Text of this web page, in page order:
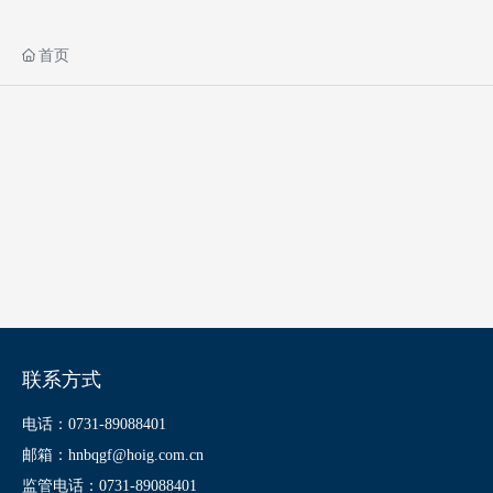
首页
联系方式
电话：0731-89088401
邮箱：hnbqgf@hoig.com.cn
监管电话：0731-89088401